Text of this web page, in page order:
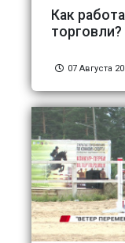
Как
торговли?
07 Августа